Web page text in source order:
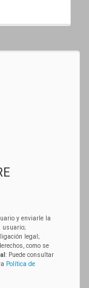
y enviarle la
usuario;
legal;
como se
: Puede consultar
Política de